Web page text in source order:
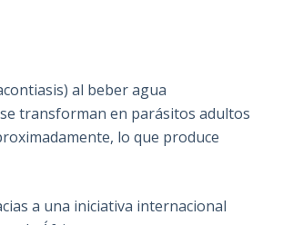
al beber agua
transforman en parásitos adultos
lo que produce
a una iniciativa internacional